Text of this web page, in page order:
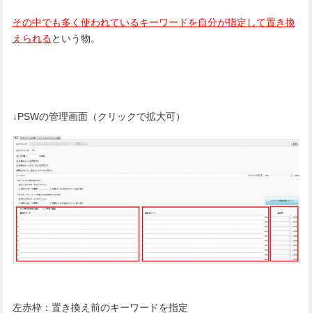
その中でも多く使われているキーワードを自分が指定して置き換
えられるという物。
↓PSWの管理画面（クリックで拡大可）
左赤枠：置き換え前のキーワードを指定